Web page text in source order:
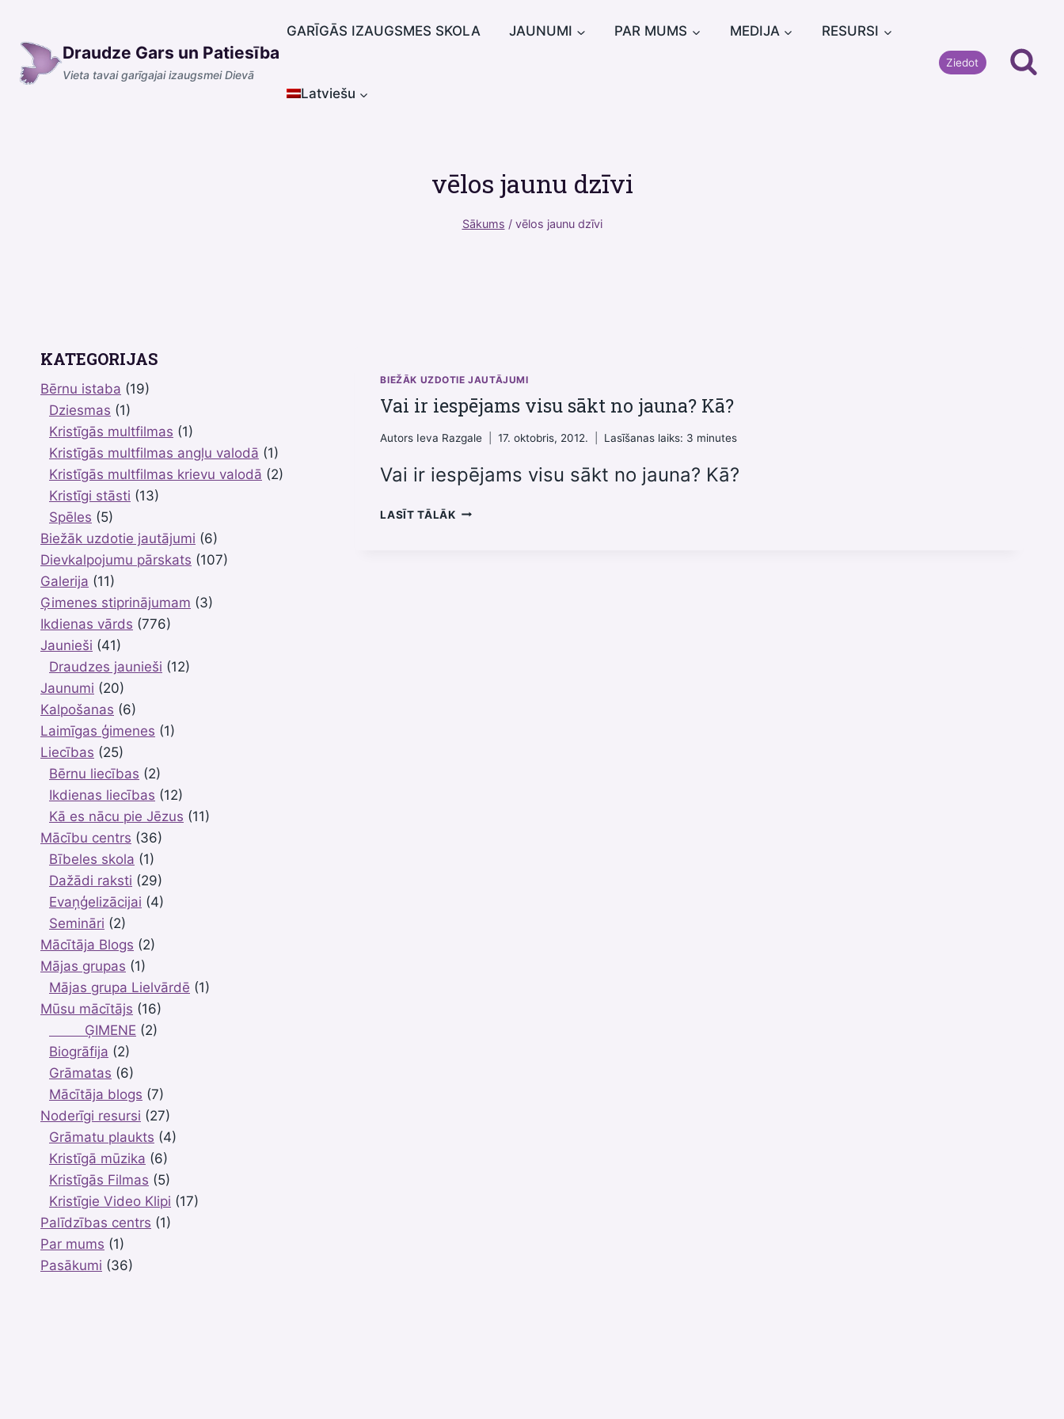
content
Draudze Gars un Patiesība
Vieta tavai garīgajai izaugsmei Dievā
GARĪGĀS IZAUGSMES SKOLA JAUNUMI PAR MUMS MEDIJA RESURSI
Latviešu
Ziedot
vēlos jaunu dzīvi
Sākums / vēlos jaunu dzīvi
BIEŽĀK UZDOTIE JAUTĀJUMI
Vai ir iespējams visu sākt no jauna? Kā?
Autors Ieva Razgale 17. oktobris, 2012. Lasīšanas laiks: 3 minutes
Vai ir iespējams visu sākt no jauna? Kā?
LASĪT TĀLĀKVAI
KATEGORIJAS
Bērnu istaba (19)
Dziesmas (1)
Kristīgās multfilmas (1)
Kristīgās multfilmas angļu valodā (1)
Kristīgās multfilmas krievu valodā (2)
Kristīgi stāsti (13)
Spēles (5)
Biežāk uzdotie jautājumi (6)
Dievkalpojumu pārskats (107)
Galerija (11)
Ģimenes stiprinājumam (3)
Ikdienas vārds (776)
Jaunieši (41)
Draudzes jaunieši (12)
Jaunumi (20)
Kalpošanas (6)
Laimīgas ģimenes (1)
Liecības (25)
Bērnu liecības (2)
Ikdienas liecības (12)
Kā es nācu pie Jēzus (11)
Mācību centrs (36)
Bībeles skola (1)
Dažādi raksti (29)
Evaņģelizācijai (4)
Semināri (2)
Mācītāja Blogs (2)
Mājas grupas (1)
Mājas grupa Lielvārdē (1)
Mūsu mācītājs (16)
ĢIMENE (2)
Biogrāfija (2)
Grāmatas (6)
Mācītāja blogs (7)
Noderīgi resursi (27)
Grāmatu plaukts (4)
Kristīgā mūzika (6)
Kristīgās Filmas (5)
Kristīgie Video Klipi (17)
Palīdzības centrs (1)
Par mums (1)
Pasākumi (36)